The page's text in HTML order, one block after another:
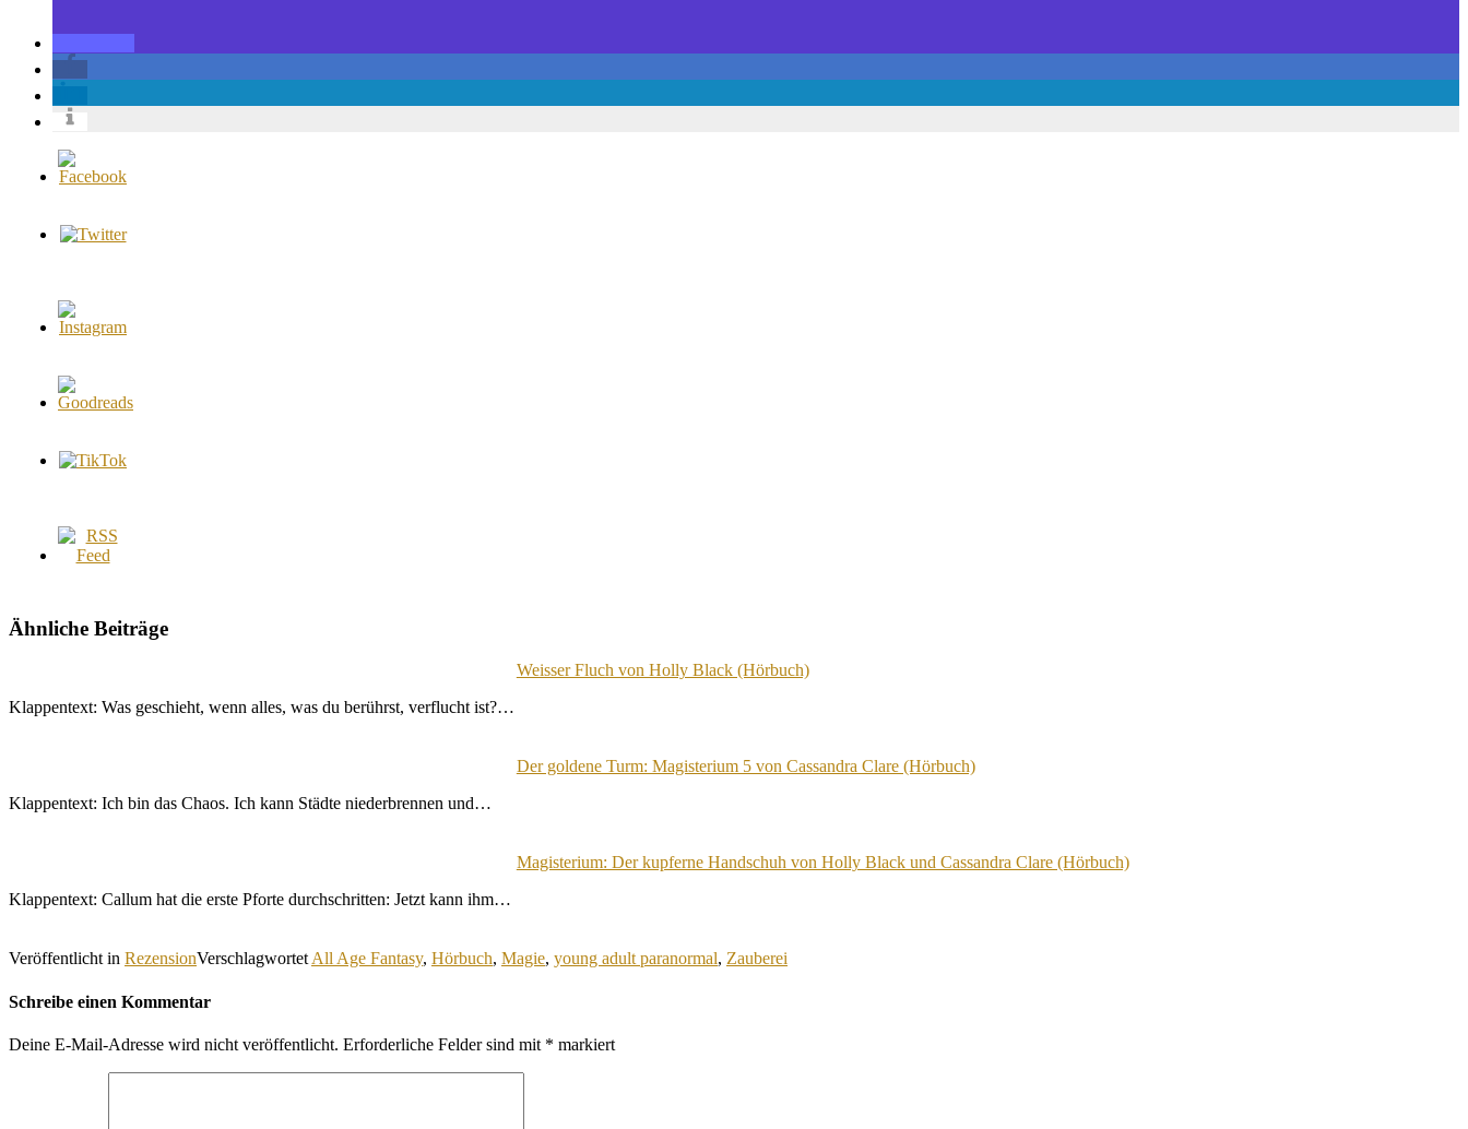
Ähnliche Beiträge
Weisser Fluch von Holly Black (Hörbuch)
Klappentext: Was geschieht, wenn alles, was du berührst, verflucht ist?…
Der goldene Turm: Magisterium 5 von Cassandra Clare (Hörbuch)
Klappentext: Ich bin das Chaos. Ich kann Städte niederbrennen und…
Magisterium: Der kupferne Handschuh von Holly Black und Cassandra Clare (Hörbuch)
Klappentext: Callum hat die erste Pforte durchschritten: Jetzt kann ihm…
Veröffentlicht in RezensionVerschlagwortet All Age Fantasy, Hörbuch, Magie, young adult paranormal, Zauberei
Schreibe einen Kommentar
Deine E-Mail-Adresse wird nicht veröffentlicht. Erforderliche Felder sind mit * markiert